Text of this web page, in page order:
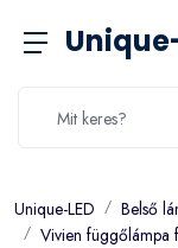
Unique-LED Belső
Vivien függőlámpa